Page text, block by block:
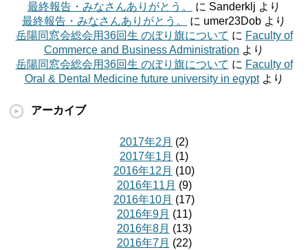
最終報告・みなさんありがとう。
に Sanderklj より
最終報告・みなさんありがとう。
に umer23Dob より
岳陽同窓会総会用36回生 のぼり旗について に Faculty of
Commerce and Business Administration より
岳陽同窓会総会用36回生 のぼり旗について に Faculty of
Oral & Dental Medicine future university in egyptより
アーカイブ
2017年2月 (2)
2017年1月 (1)
2016年12月 (10)
2016年11月 (9)
2016年10月 (17)
2016年9月 (11)
2016年8月 (13)
2016年7月 (22)